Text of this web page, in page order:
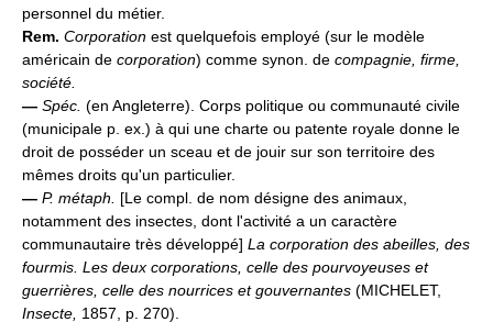
personnel du métier.
Rem. Corporation est quelquefois employé (sur le modèle
américain de corporation) comme synon. de compagnie, firme,
société.
— Spéc. (en Angleterre). Corps politique ou communauté civile
(municipale p. ex.) à qui une charte ou patente royale donne le
droit de posséder un sceau et de jouir sur son territoire des
mêmes droits qu'un particulier.
— P. métaph. [Le compl. de nom désigne des animaux,
notamment des insectes, dont l'activité a un caractère
communautaire très développé] La corporation des abeilles, des
fourmis. Les deux corporations, celle des pourvoyeuses et
guerrières, celle des nourrices et gouvernantes (MICHELET,
Insecte, 1857, p. 270).